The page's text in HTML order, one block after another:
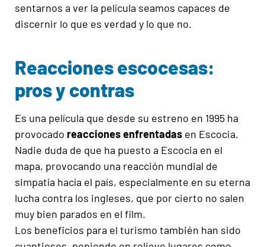
sentarnos a ver la película seamos capaces de
discernir lo que es verdad y lo que no.
Reacciones escocesas:
pros y contras
Es una película que desde su estreno en 1995 ha
provocado reacciones enfrentadas en Escocia.
Nadie duda de que ha puesto a Escocia en el
mapa, provocando una reacción mundial de
simpatía hacía el país, especialmente en su eterna
lucha contra los ingleses, que por cierto no salen
muy bien parados en el film.
Los beneficios para el turismo también han sido